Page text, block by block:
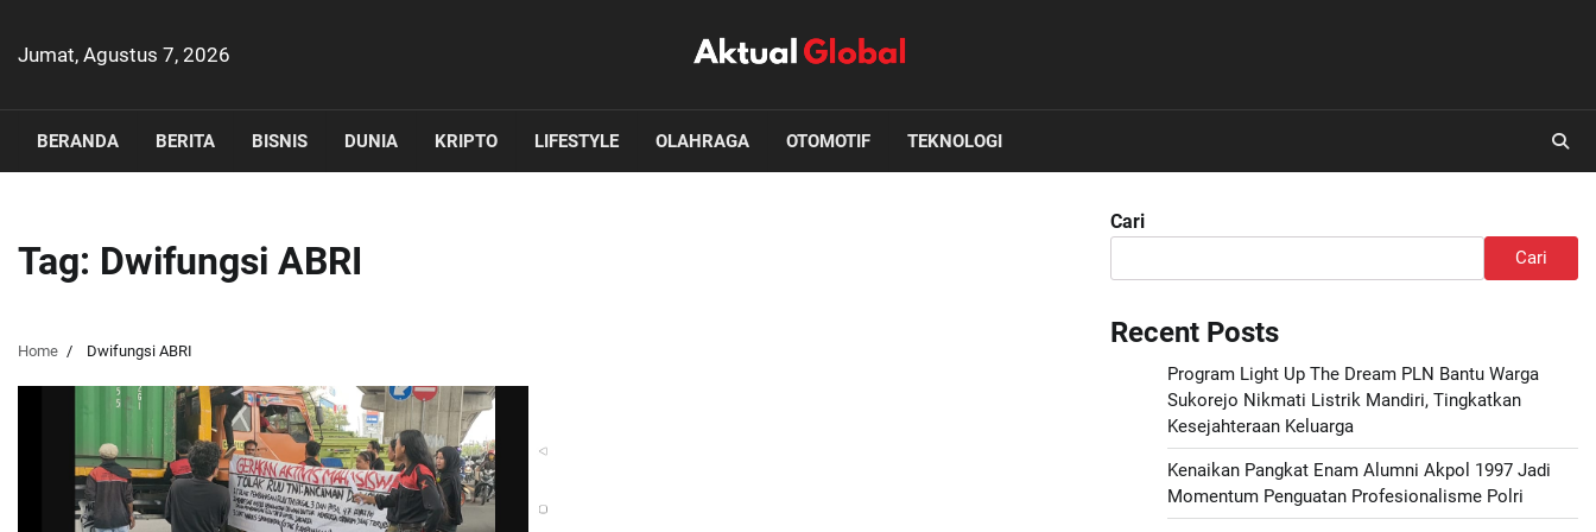
content
Jumat, Agustus 7, 2026
BERANDA BERITA BISNIS DUNIA KRIPTO LIFESTYLE OLAHRAGA OTOMOTIF TEKNOLOGI
Tag: Dwifungsi ABRI
Home Dwifungsi ABRI
Cari
Cari
Recent Posts
Program Light Up The Dream PLN Bantu Warga
Sukorejo Nikmati Listrik Mandiri, Tingkatkan
Kesejahteraan Keluarga
Kenaikan Pangkat Enam Alumni Akpol 1997 Jadi
Momentum Penguatan Profesionalisme Polri